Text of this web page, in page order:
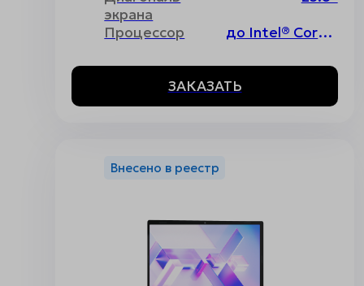
экрана
Процессор
до Intel® Core™ i7 12th Gen
ЗАКАЗАТЬ
Внесено в реестр